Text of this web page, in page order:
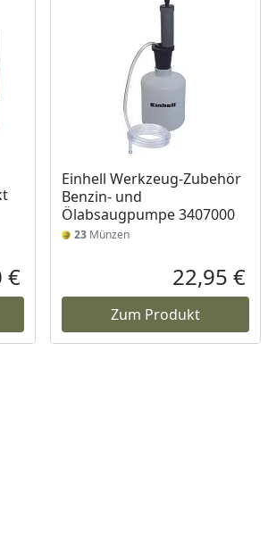
Aktueller Preis
€
Einhell Werkzeug-Zubehör
Benzin- und
Ölabsaugpumpe 3407000
23 Münzen
22,95 €
Zum Produkt